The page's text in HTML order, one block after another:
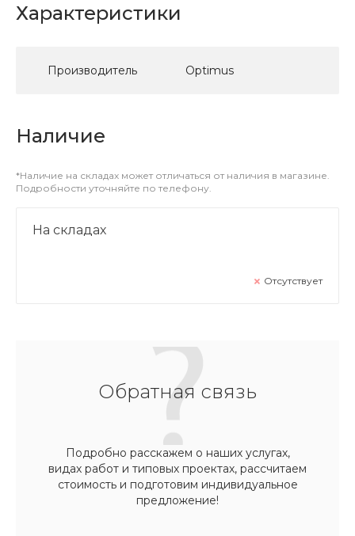
Характеристики
Производитель Optimus
Наличие
*Наличие на складах может отличаться от наличия в магазине.
Подробности уточняйте по телефону.
На складах
Отсутствует
Обратная связь
Подробно расскажем о наших услугах,
видах работ и типовых проектах, рассчитаем
стоимость и подготовим индивидуальное
предложение!